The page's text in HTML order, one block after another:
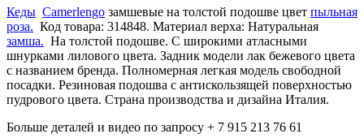
Кеды Camerlengo замшевые на толстой подошве цвет пыльная
роза. Код товара: 314848. Материал верха: Натуральная
замша. На толстой подошве. C широкими атласными
шнурками лилового цвета. Задник модели лак бежевого цвета
с названием бренда. Полномерная легкая модель свободной
посадки. Резиновая подошва с антискользящей поверхностью
пудрового цвета. Cтрана производства и дизайна Италия.
Больше деталей и видео по запросу + 7 915 213 76 61